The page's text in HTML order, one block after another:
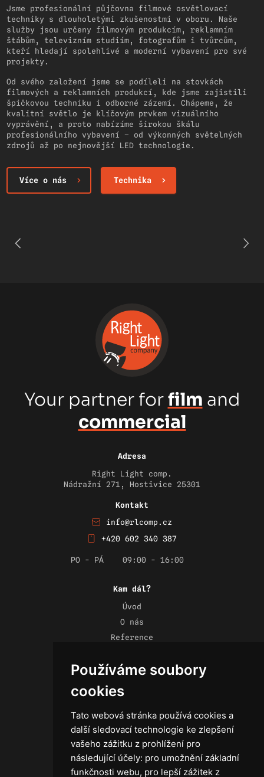
Používáme soubory
cookies
Tato webová stránka používá cookies a
další sledovací technologie ke zlepšení
vašeho zážitku z prohlížení pro
následující účely: pro umožnění základní
funkčnosti webu, pro lepší zážitek z
Jsme profesionální půjčovna filmové osvětlovací
techniky s dlouholetými zkušenostmi v oboru. Naše
služby jsou určeny filmovým produkcím, reklamním
štábům, televizním studiím, fotografům i tvůrcům,
kteří hledají spolehlivé a moderní vybavení pro své
projekty.
Od svého založení jsme se podíleli na stovkách
filmových a reklamních produkcí, kde jsme zajistili
špičkovou techniku i odborné zázemí. Chápeme, že
kvalitní světlo je klíčovým prvkem vizuálního
vyprávění, a proto nabízíme širokou škálu
profesionálního vybavení – od výkonných světelných
zdrojů až po nejnovější LED technologie.
Více o nás Technika
Your partner forfilm and
commercial
Adresa
Right Light comp.
Nádražní 271, Hostivice 25301
Kontakt
info@rlcomp.cz
+420 602 340 387
PO - PÁ 09:00 - 16:00
Kam dál?
Úvod
O nás
Reference
Kontakt
Obchodní podmínky
Zásady ochrany osobních údajů
Technika